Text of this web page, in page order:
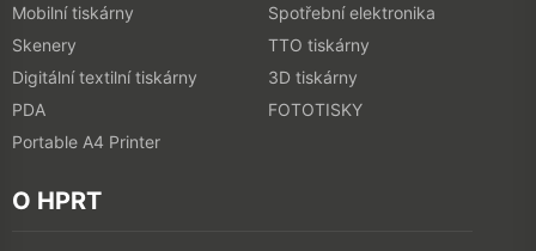
Mobilní tiskárny
Spotřební elektronika
Skenery
TTO tiskárny
Digitální textilní tiskárny
3D tiskárny
PDA
FOTOTISKY
Portable A4 Printer
O HPRT